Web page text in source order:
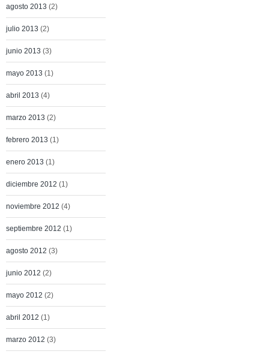
agosto 2013 (2)
julio 2013 (2)
junio 2013 (3)
mayo 2013 (1)
abril 2013 (4)
marzo 2013 (2)
febrero 2013 (1)
enero 2013 (1)
diciembre 2012 (1)
noviembre 2012 (4)
septiembre 2012 (1)
agosto 2012 (3)
junio 2012 (2)
mayo 2012 (2)
abril 2012 (1)
marzo 2012 (3)